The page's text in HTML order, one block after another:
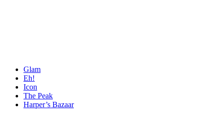
Glam
Eh!
Icon
The Peak
Harper’s Bazaar